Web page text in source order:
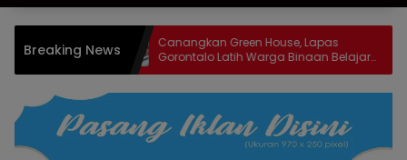
Breaking NewsCanangkan Green House, Lapas
Gorontalo Latih Warga Binaan Belajar
Pertanian Modern